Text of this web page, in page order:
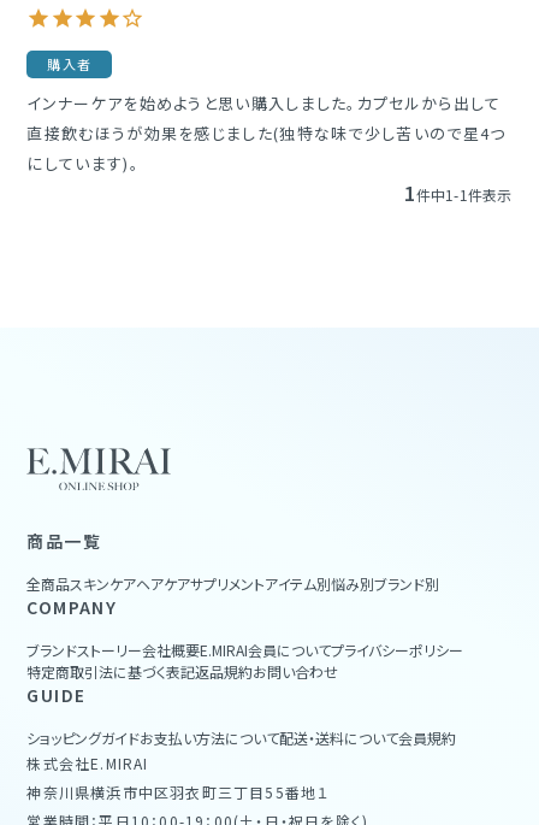
購入者
インナーケアを始めようと思い購入しました。カプセルから出して
直接飲むほうが効果を感じました(独特な味で少し苦いので星4つ
にしています)。
1件中1-1件表示
株式会社E.MIRAI
神奈川県横浜市中区羽衣町三丁目55番地１
営業時間：平日10：00-19：00(土・日・祝日を除く)
商品一覧
全商品スキンケアヘアケアサプリメントアイテム別悩み別ブランド別
COMPANY
ブランドストーリー会社概要E.MIRAI会員についてプライバシーポリシー
特定商取引法に基づく表記返品規約お問い合わせ
GUIDE
ショッピングガイドお支払い方法について配送・送料について会員規約